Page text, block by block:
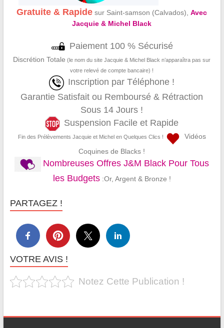
Gratuite & Rapide sur Saint-samson (Calvados),Avec
Jacquie & Michel Black
Paiement 100 % Sécurisé
Discrétion Totale (le nom du site Jacquie & Michel Black n’apparaîtra pas sur
votre relevé de compte bancaire) !
Inscription par Téléphone !
Garantie Satisfait ou Remboursé & Rétraction
Sous 14 Jours !
Suspension Facile et Rapide
Fin des Prélèvements Jacquie et Michel en Quelques Clics !
Vidéos
Coquines de Blacks !
Nombreuses Offres J&M Black Pour Tous
les Budgets:Or, Argent & Bronze !
PARTAGEZ !
VOTRE AVIS !
Notez Cette Publication !